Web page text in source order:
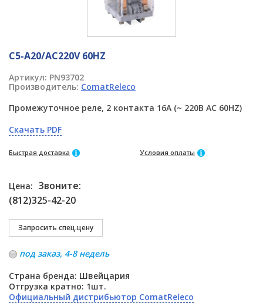
C5-A20/AC220V 60HZ
Артикул: PN93702
Производитель: ComatReleco
Промежуточное реле, 2 контакта 16A (~ 220В AC 60HZ)
Скачать PDF
Быстрая доставка Условия оплаты
Цена: Звоните:
(812)325-42-20
под заказ, 4-8 недель
Страна бренда: Швейцария
Отгрузка кратно: 1шт.
Официальный дистрибьютор ComatReleco